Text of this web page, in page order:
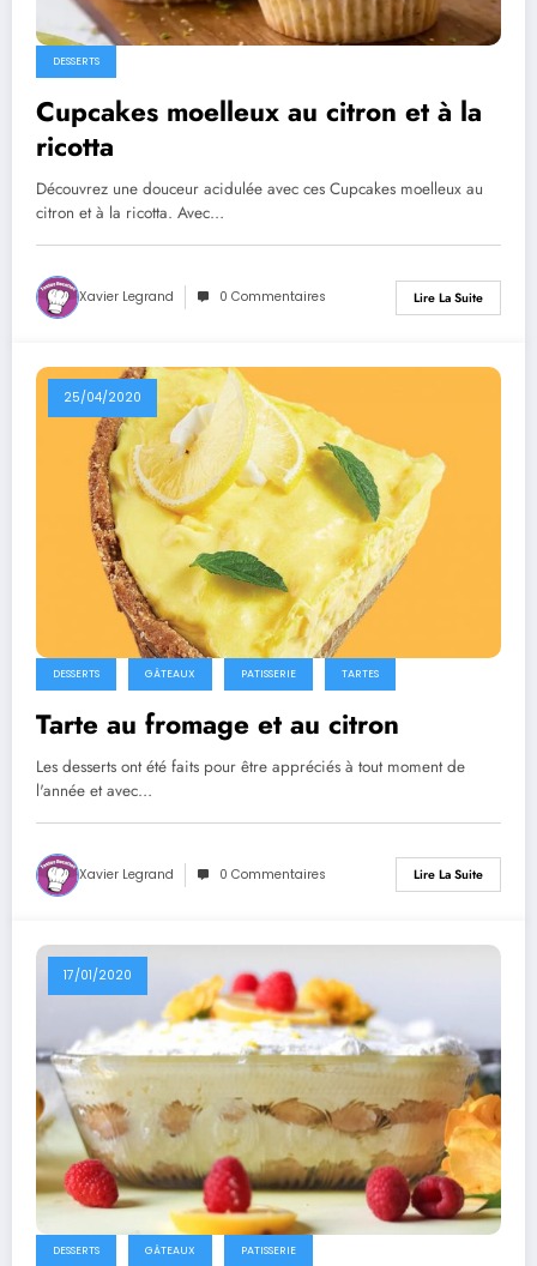
DESSERTS
Cupcakes moelleux au citron et à la
ricotta
Découvrez une douceur acidulée avec ces Cupcakes moelleux au
citron et à la ricotta. Avec…
Xavier Legrand 0 Commentaires Lire La Suite
25/04/2020
DESSERTS GÂTEAUX PATISSERIE TARTES
Tarte au fromage et au citron
Les desserts ont été faits pour être appréciés à tout moment de
l'année et avec…
Xavier Legrand 0 Commentaires Lire La Suite
17/01/2020
DESSERTS GÂTEAUX PATISSERIE